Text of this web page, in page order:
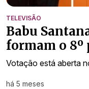
TELEVISÃO
Babu
formam o 8º
Votação está aberta
há 5 meses